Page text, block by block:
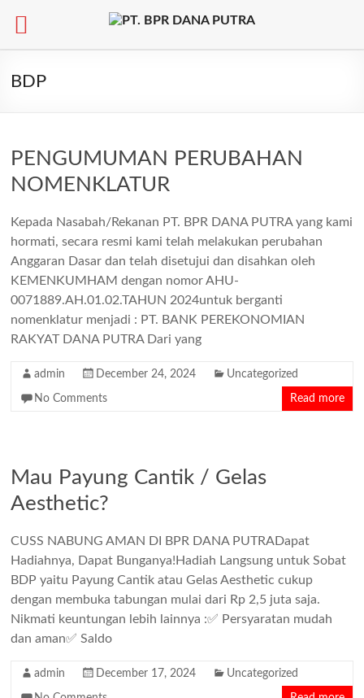
content
BDP
PENGUMUMAN PERUBAHAN
NOMENKLATUR
Kepada Nasabah/Rekanan PT. BPR DANA PUTRA yang kami
hormati, secara resmi kami telah melakukan perubahan
Anggaran Dasar dan telah disetujui dan disahkan oleh
KEMENKUMHAM dengan nomor AHU-
0071889.AH.01.02.TAHUN 2024untuk berganti
nomenklatur menjadi : PT. BANK PEREKONOMIAN
RAKYAT DANA PUTRA Dari yang
admin December 24, 2024 Uncategorized
No Comments Read more
Mau Payung Cantik / Gelas
Aesthetic?
CUSS NABUNG AMAN DI BPR DANA PUTRADapat
Hadiahnya, Dapat Bunganya!Hadiah Langsung untuk Sobat
BDP yaitu Payung Cantik atau Gelas Aesthetic cukup
dengan membuka tabungan mulai dari Rp 2,5 juta saja.
Nikmati keuntungan lebih lainnya :✅ Persyaratan mudah
dan aman✅ Saldo
admin December 17, 2024 Uncategorized